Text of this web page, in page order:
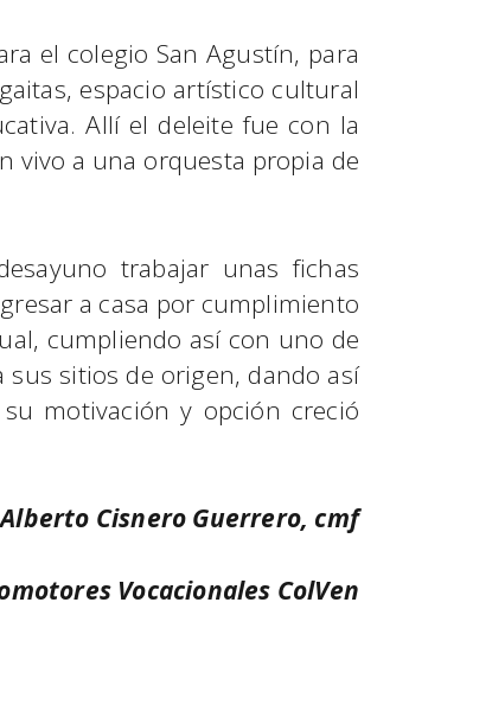
el colegio San Agustín, para
espacio artístico cultural
Allí el deleite fue con la
vivo a una orquesta propia de
trabajar unas fichas
a casa por cumplimiento
cumpliendo así con uno de
sitios de origen, dando así
motivación y opción creció
Cisnero Guerrero, cmf
Vocacionales ColVen